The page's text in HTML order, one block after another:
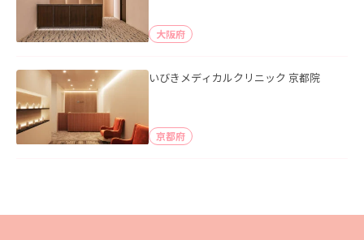
大阪府
いびきメディカルクリニック 京都院
京都府